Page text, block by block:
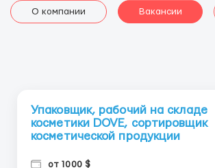
О компании Вакансии
Упаковщик, рабочий на складе
косметики DOVE, сортировщик
косметической продукции
от 1000 $